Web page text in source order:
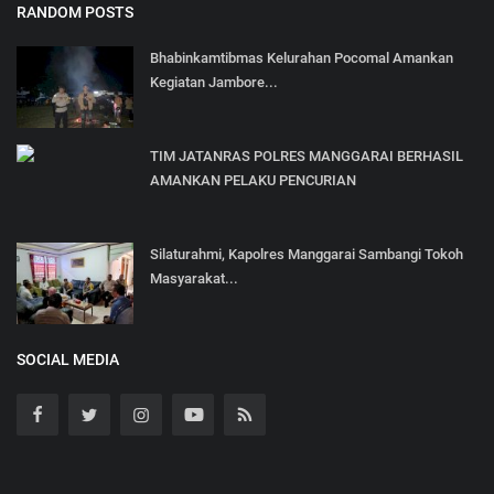
RANDOM POSTS
Bhabinkamtibmas Kelurahan Pocomal Amankan
Kegiatan Jambore...
TIM JATANRAS POLRES MANGGARAI BERHASIL
AMANKAN PELAKU PENCURIAN
Silaturahmi, Kapolres Manggarai Sambangi Tokoh
Masyarakat...
SOCIAL MEDIA